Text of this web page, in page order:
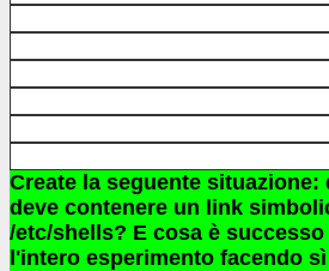
Create la seguente
deve contenere un link
/etc/shells? E cosa è
l'intero esperimento facendo